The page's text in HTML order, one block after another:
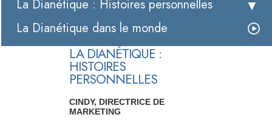
La Dianétique : Histoires personnelles
La Dianétique dans le monde
LA DIANÉTIQUE :
HISTOIRES
PERSONNELLES
CINDY, DIRECTRICE DE
MARKETING